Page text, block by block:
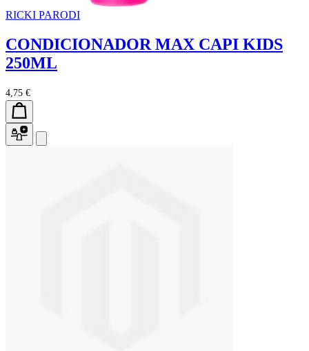
RICKI PARODI
CONDICIONADOR MAX CAPI KIDS
250ML
4,75 €